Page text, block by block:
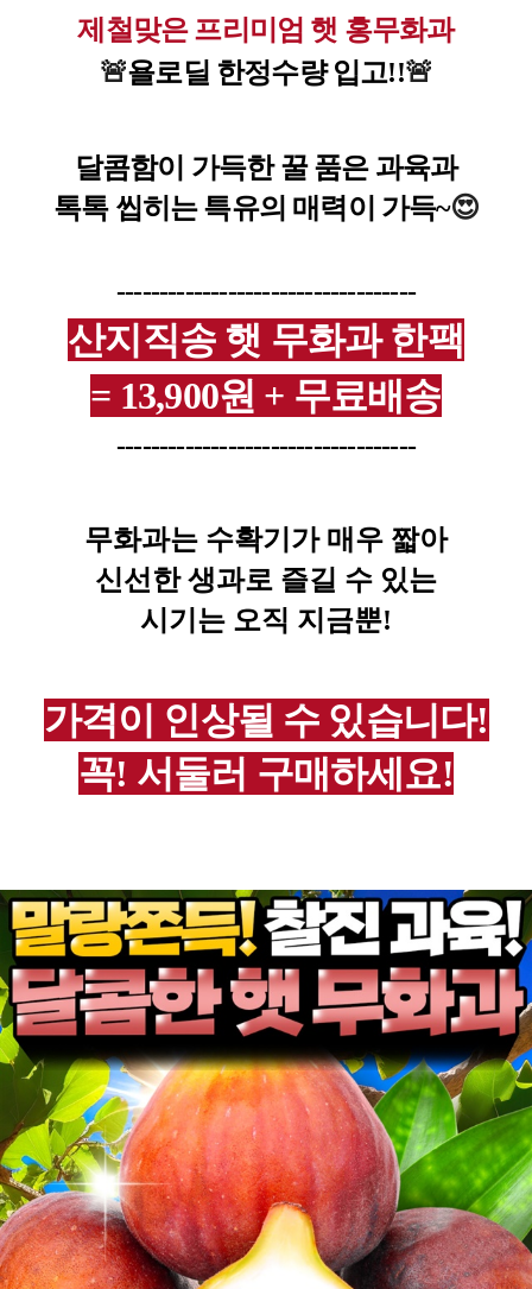
제철맞은 프리미엄 햇 홍무화과
🚨욜로딜 한정수량입고!!🚨
달콤함이 가득한 꿀 품은 과육과
톡톡 씹히는 특유의 매력이 가득~😍
-----------------------------------
산지직송 햇 무화과 한팩
= 13,900원 + 무료배송
-----------------------------------
무화과는 수확기가 매우 짧아
신선한 생과로 즐길 수 있는
시기는 오직 지금뿐!
가격이 인상될 수 있습니다!
꼭! 서둘러 구매하세요!